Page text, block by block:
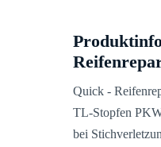
Quick -
TL-Stopfen
bei